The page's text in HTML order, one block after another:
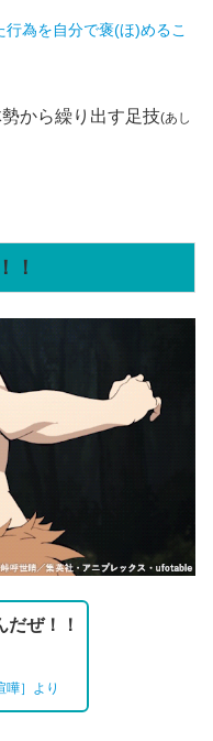
行為を自分で褒(ほ)めるこ
から繰り出す足技(あし
！
だぜ！！
嘩］より